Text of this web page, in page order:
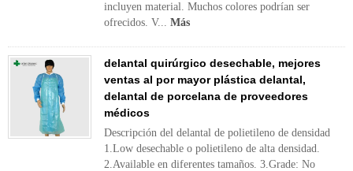
incluyen material. Muchos colores podrían ser
ofrecidos. V... Más
delantal quirúrgico desechable, mejores
ventas al por mayor plástica delantal,
delantal de porcelana de proveedores
médicos
Descripción del delantal de polietileno de densidad
1.Low desechable o polietileno de alta densidad.
2.Available en diferentes tamaños. 3.Grade: No